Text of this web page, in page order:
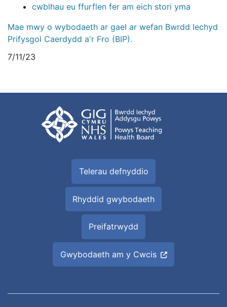
cwblhau eu ffurflen fer am eich stori yma
Mae mwy o wybodaeth ar gael ar wefan Bwrdd Iechyd
Prifysgol Caerdydd a'r Fro (BIP).
7/11/23
Telerau defnyddio
Rhyddid gwybodaeth
Preifatrwydd
Gwybodaeth am y Cwcis